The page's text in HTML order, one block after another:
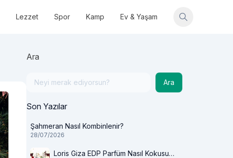
Lezzet Spor Kamp Ev & Yaşam
Ara
Ara
Son Yazılar
Şahmeran Nasıl Kombinlenir?
28/07/2026
Loris Giza EDP Parfüm Nasıl Kokusu